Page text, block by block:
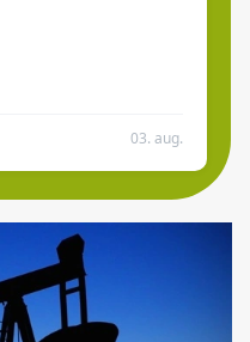
03. aug.